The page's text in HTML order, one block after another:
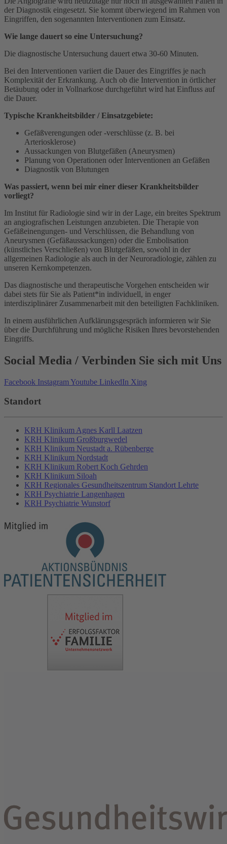
der Diagnostik eingesetzt. Sie kommt überwiegend im Rahmen von
Eingriffen, den sogenannten Interventionen zum Einsatz.
Wie lange dauert so eine Untersuchung?
Die diagnostische Untersuchung dauert etwa 30-60 Minuten.
Bei den Interventionen variiert die Dauer des Eingriffes je nach
Komplexität der Erkrankung. Auch ob die Intervention in örtlicher
Betäubung oder in Vollnarkose durchgeführt wird hat Einfluss auf
die Dauer.
Typische Krankheitsbilder / Einsatzgebiete:
Gefäßverengungen oder -verschlüsse (z. B. bei
Arteriosklerose)
Aussackungen von Blutgefäßen (Aneurysmen)
Planung von Operationen oder Interventionen an Gefäßen
Diagnostik von Blutungen
Was passiert, wenn bei mir einer dieser Krankheitsbilder
vorliegt?
Im Institut für Radiologie sind wir in der Lage, ein breites Spektrum
an angiografischen Leistungen anzubieten. Die Therapie von
Gefäßeinengungen- und Verschlüssen, die Behandlung von
Aneurysmen (Gefäßaussackungen) oder die Embolisation
(künstliches Verschließen) von Blutgefäßen, sowohl in der
allgemeinen Radiologie als auch in der Neuroradiologie, zählen zu
unseren Kernkompetenzen.
Das diagnostische und therapeutische Vorgehen entscheiden wir
dabei stets für Sie als Patient*in individuell, in enger
interdisziplinärer Zusammenarbeit mit den beteiligten Fachkliniken.
In einem ausführlichen Aufklärungsgespräch informieren wir Sie
über die Durchführung und mögliche Risiken Ihres bevorstehenden
Eingriffs.
Social Media / Verbinden Sie sich mit Uns
Facebook Instagram Youtube LinkedIn Xing
Standort
KRH Klinikum Agnes Karll Laatzen
KRH Klinikum Großburgwedel
KRH Klinikum Neustadt a. Rübenberge
KRH Klinikum Nordstadt
KRH Klinikum Robert Koch Gehrden
KRH Klinikum Siloah
KRH Regionales Gesundheitszentrum Standort Lehrte
KRH Psychiatrie Langenhagen
KRH Psychiatrie Wunstorf